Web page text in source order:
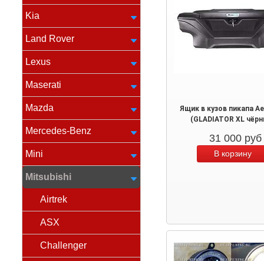
Kia
Land Rover
Lexus
Maserati
Mazda
Mercedes-Benz
Mini
Mitsubishi
Airtrek
ASX
Challenger
Ящик в кузов пикапа
(GLADIATOR XL
31 000 руб